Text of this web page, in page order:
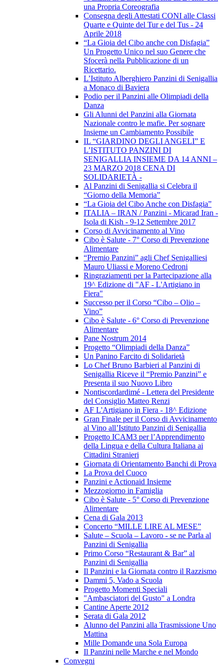
una Propria Coreografia
Consegna degli Attestati CONI alle Classi
Quarte e Quinte del Tur e del Tus - 24
Aprile 2018
“La Gioia del Cibo anche con Disfagia”
Un Progetto Unico nel suo Genere che
Sfocerà nella Pubblicazione di un
Ricettario.
L’Istituto Alberghiero Panzini di Senigallia
a Monaco di Baviera
Podio per il Panzini alle Olimpiadi della
Danza
Gli Alunni del Panzini alla Giornata
Nazionale contro le mafie. Per sognare
Insieme un Cambiamento Possibile
IL “GIARDINO DEGLI ANGELI” E
L’ISTITUTO PANZINI DI
SENIGALLIA INSIEME DA 14 ANNI –
23 MARZO 2018 CENA DI
SOLIDARIETÀ -
Al Panzini di Senigallia si Celebra il
“Giorno della Memoria”
“La Gioia del Cibo Anche con Disfagia”
ITALIA – IRAN / Panzini - Micarad Iran -
Isola di Kish - 9-12 Settembre 2017
Corso di Avvicinamento al Vino
Cibo è Salute - 7° Corso di Prevenzione
Alimentare
“Premio Panzini” agli Chef Senigalliesi
Mauro Uliassi e Moreno Cedroni
Ringraziamenti per la Partecipazione alla
19^ Edizione di "AF - L'Artigiano in
Fiera"
Successo per il Corso “Cibo – Olio –
Vino”
Cibo è Salute - 6° Corso di Prevenzione
Alimentare
Pane Nostrum 2014
Progetto “Olimpiadi della Danza”
Un Panino Farcito di Solidarietà
Lo Chef Bruno Barbieri al Panzini di
Senigallia Riceve il “Premio Panzini” e
Presenta il suo Nuovo Libro
Nontiscordardimé - Lettera del Presidente
del Consiglio Matteo Renzi
AF L'Artigiano in Fiera - 18^ Edizione
Gran Finale per il Corso di Avvicinamento
al Vino all’Istituto Panzini di Senigallia
Progetto ICAM3 per l’Apprendimento
della Lingua e della Cultura Italiana ai
Cittadini Stranieri
Giornata di Orientamento Banchi di Prova
La Prova del Cuoco
Panzini e Actionaid Insieme
Mezzogiorno in Famiglia
Cibo è Salute - 5° Corso di Prevenzione
Alimentare
Cena di Gala 2013
Concerto “MILLE LIRE AL MESE”
Salute – Scuola – Lavoro - se ne Parla al
Panzini di Senigallia
Primo Corso “Restaurant & Bar” al
Panzini di Senigallia
Il Panzini e la Giornata contro il Razzismo
Dammi 5, Vado a Scuola
Progetto Momenti Speciali
"Ambasciatori del Gusto" a Londra
Cantine Aperte 2012
Serata di Gala 2012
Alunno del Panzini alla Trasmissione Uno
Mattina
Mille Domande una Sola Europa
Il Panzini nelle Marche e nel Mondo
Convegni